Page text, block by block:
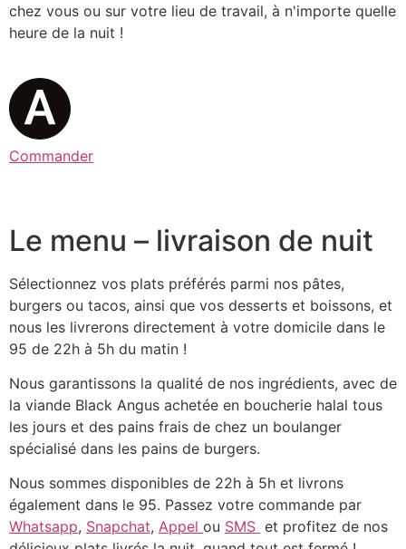
chez vous ou sur votre lieu de travail, à n'importe quelle
heure de la nuit !
Commander
Le menu – livraison de nuit
Sélectionnez vos plats préférés parmi nos pâtes,
burgers ou tacos, ainsi que vos desserts et boissons, et
nous les livrerons directement à votre domicile dans le
95 de 22h à 5h du matin !
Nous garantissons la qualité de nos ingrédients, avec de
la viande Black Angus achetée en boucherie halal tous
les jours et des pains frais de chez un boulanger
spécialisé dans les pains de burgers.
Nous sommes disponibles de 22h à 5h et livrons
également dans le 95. Passez votre commande par
Whatsapp, Snapchat, Appel ou SMS et profitez de nos